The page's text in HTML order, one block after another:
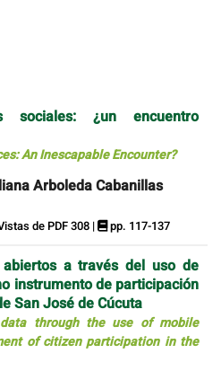
sociales: ¿un encuentro
An Inescapable Encounter?
Arboleda Cabanillas
de PDF 308 | pp. 117-137
a través del uso de
instrumento de participación
San José de Cúcuta
through the use of mobile
of citizen participation in the